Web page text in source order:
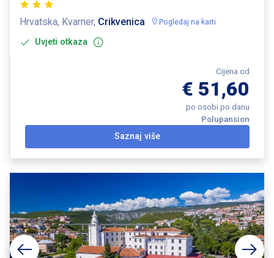
Hrvatska, Kvarner, Crikvenica Pogledaj na karti
Uvjeti otkaza
Cijena od
€ 51,60
po osobi po danu
Polupansion
Saznaj više